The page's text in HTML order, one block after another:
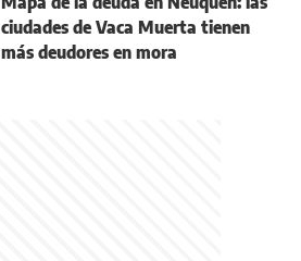
ciudades de Vaca Muerta tienen
más deudores en mora